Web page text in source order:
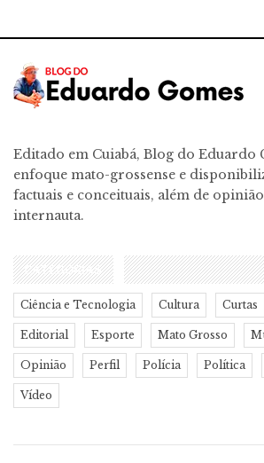
Editado em Cuiabá, Blog do Eduardo
enfoque mato-grossense e
factuais e conceituais, além de
internauta.
CATEGORIAS
Ciência e Tecnologia Cultura Curtas
Editorial Esporte Mato Grosso
Opinião Perfil Polícia Política
Vídeo